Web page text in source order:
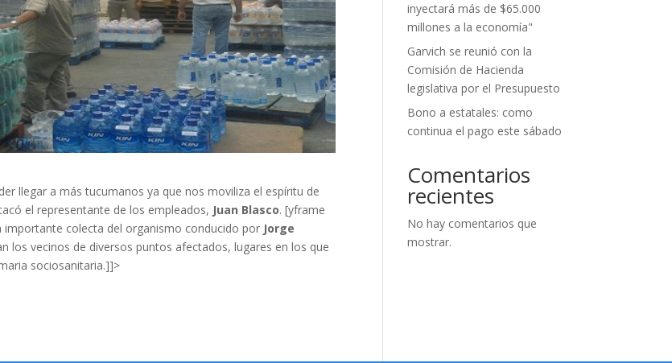
llegar a más tucumanos ya que nos moviliza el espíritu de
el representante de los empleados, Juan Blasco. [yframe
importante colecta del organismo conducido por Jorge
los vecinos de diversos puntos afectados, lugares en los que
sociosanitaria.]]>
inyectará más de $65.000
millones a la economía"
Garvich se reunió con la
Comisión de Hacienda
legislativa por el Presupuesto
Bono a estatales: como
continua el pago este sábado
Comentarios
recientes
No hay comentarios que
mostrar.